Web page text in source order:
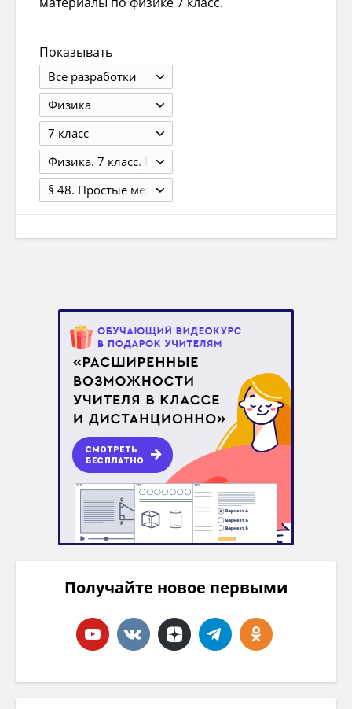
Показывать
Все разработки
Физика
7 класс
Физика. 7 класс. Грачёв А.В., Погожев В.А., Селиверстов А.В. 3-е изд., перераб. - М.: 2014. - 288 с.
§ 48. Простые механизмы
Получайте новое первыми